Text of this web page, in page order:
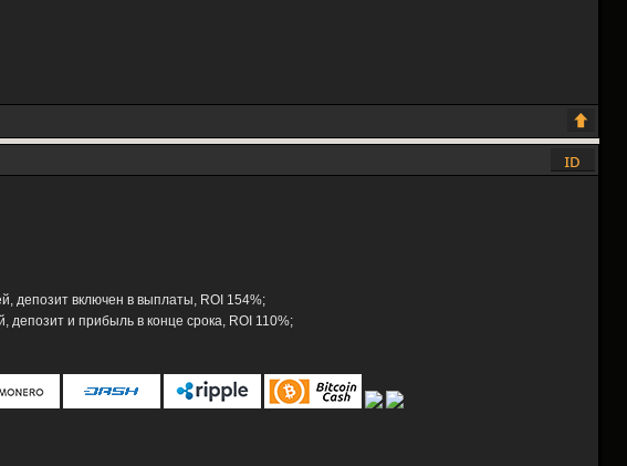
депозит включен в выплаты, ROI 154%;
депозит и прибыль в конце срока, ROI 110%;